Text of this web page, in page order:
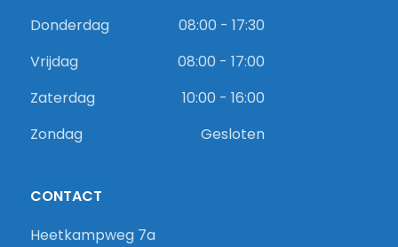
Donderdag
08:00 - 17:30
Vrijdag
08:00 - 17:00
Zaterdag
10:00 - 16:00
Zondag
Gesloten
CONTACT
Heetkampweg 7a